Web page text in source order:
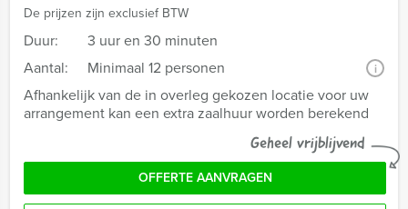
De prijzen zijn exclusief BTW
Duur:
3 uur en 30 minuten
Aantal:
Minimaal 12 personen i
Afhankelijk van de in overleg gekozen locatie voor uw
arrangement kan een extra zaalhuur worden berekend
Geheel vrijblijvend
OFFERTE AANVRAGEN